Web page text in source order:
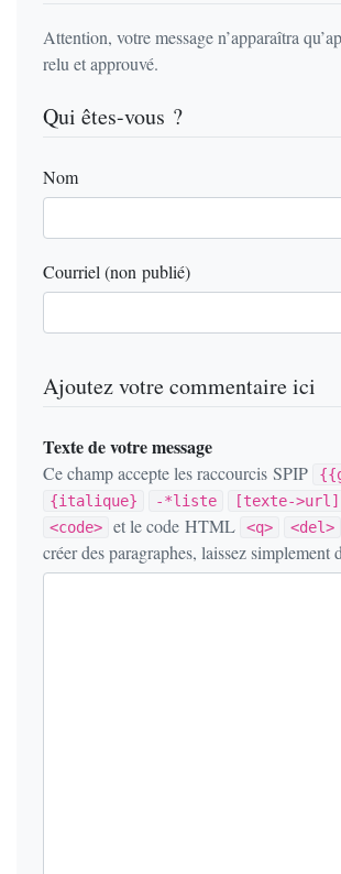
Attention, votre message n’apparaîtra
relu et approuvé.
Qui êtes-vous ?
Nom
Courriel (non publié)
Ajoutez votre commentaire ici
Texte de votre message
Ce champ accepte les raccourcis SPIP
{italique}
-*liste [texte->url]
<code>
et le code HTML <q> <del>
créer des paragraphes, laissez simplement